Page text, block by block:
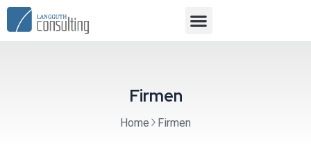
Firmen
Home Firmen